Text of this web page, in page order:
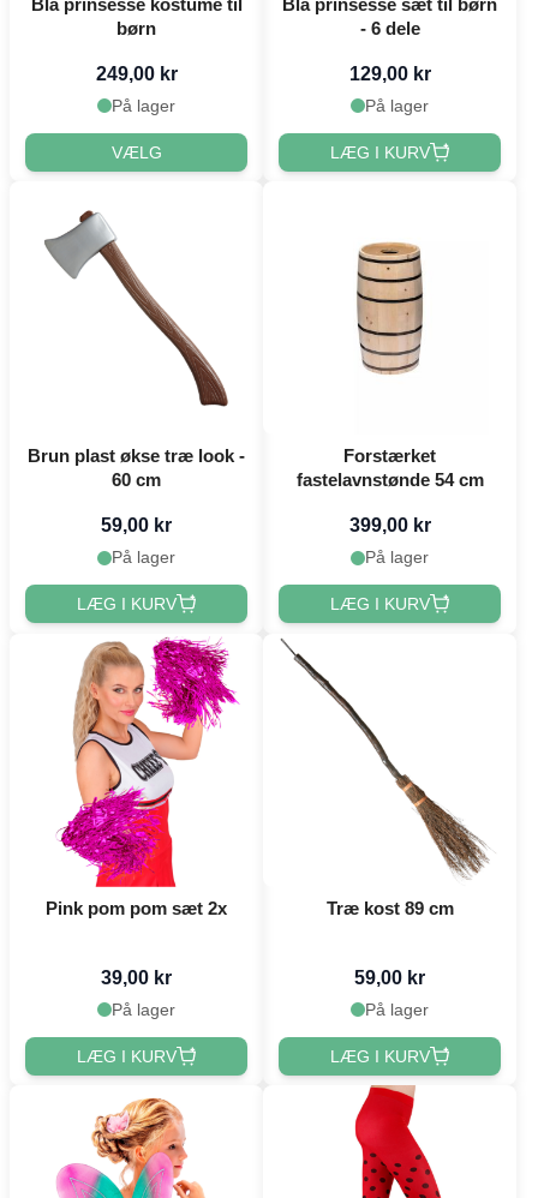
børn
249,00 kr
På lager
VÆLG
- 6 dele
129,00 kr
På lager
LÆG I KURV
Brun plast økse træ look -
60 cm
59,00 kr
På lager
LÆG I KURV
Forstærket
fastelavnstønde 54 cm
399,00 kr
På lager
LÆG I KURV
Pink pom pom sæt 2x
39,00 kr
På lager
LÆG I KURV
Træ kost 89 cm
59,00 kr
På lager
LÆG I KURV